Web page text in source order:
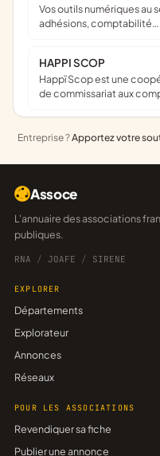
Vos outils numériques au service de votre mission : site web,
adhésions, comptabilité…
HAPPI SCOP
Happï Scop est une coopérative d’expertise comptable &
de commissariat aux
Entreprise ?Apportez votre
Assoce
L'annuaire des associations françaises, construit sur les données
publiques.
RNA / JOAFE / SIRENE
EXPLORER
Départements
Explorateur
Annonces
Réseaux
POUR LES ASSOCIATIONS
Revendiquer sa fiche
Publier une annonce